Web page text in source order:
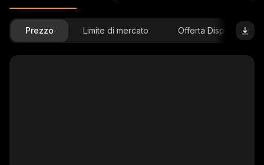
Prezzo Limite di mercato Offerta Disponibile